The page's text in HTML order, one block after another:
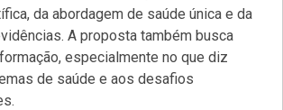
da abordagem de saúde única e da
A proposta também busca
especialmente no que diz
de saúde e aos desafios